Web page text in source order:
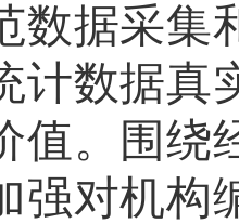
数据采集
计数据真
值。围绕
强对机构